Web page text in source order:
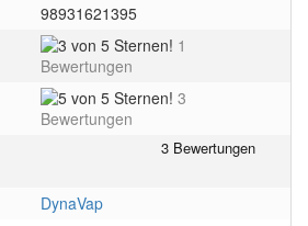
98931621395
3
Sternen!
1
Bewertungen
5
5
Sternen!
3
Bewertungen
DynaVap